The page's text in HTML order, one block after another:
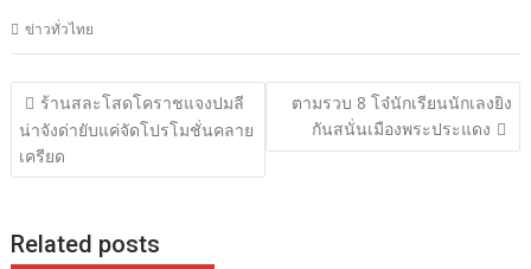
ข่าวทั่วไทย
แนะแนว
เรื่อง
ร้านสละโสดโคราชแจงปมลี
น่าจังด่ายับแค่จัดโปรโมชั่นคลาย
เครียด
ตามรวบ 8 โจ๋นักเรียนนักเลงยิง
กันสนั่นเมืองพระประแดง
Related posts